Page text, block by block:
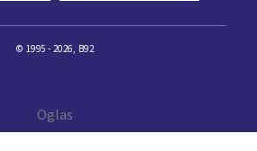
© 1995 - 2026, B92